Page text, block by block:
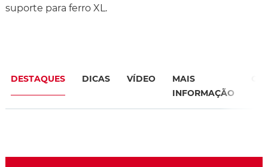
suporte para ferro XL.
DESTAQUES DICAS VÍDEO
MAIS
INFORMAÇÃO